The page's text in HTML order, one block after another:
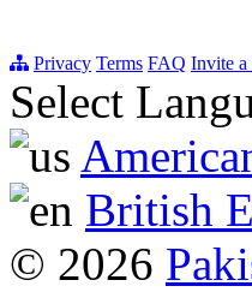
Privacy Terms FAQ Invite a
Select
British
© 2026